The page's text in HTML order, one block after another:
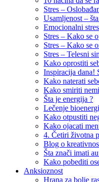
Stres –
Usamljenost –
Emocionalni
Stres – Kako se
Stres – Kako se
Stres – Telesni
Kako oprostiti
Inspiracija dana!
Kako naterati
Kako smiriti
Šta je energija ?
Lečenje
Kako otpustiti
Kako ojacati
4. Četiri životna
Blog o
Šta znači imati
Kako pobediti
Anksioznost
Hrana za bolje